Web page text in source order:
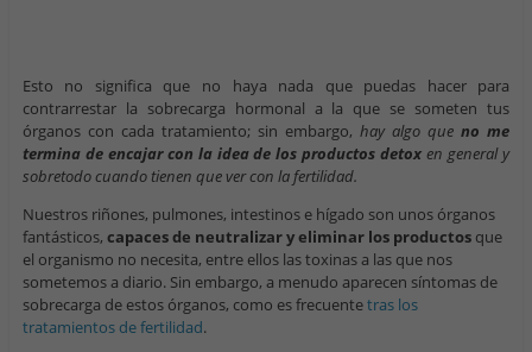
Esto no significa que no haya nada que puedas hacer para
contrarrestar la sobrecarga hormonal a la que se someten tus
órganos con cada tratamiento; sin embargo,hay algo queno me
termina de encajar con la idea de los productos detox en general y
sobretodo cuando tienen que ver con la fertilidad.
Nuestros riñones, pulmones, intestinos e hígado son unos órganos
fantásticos, capaces de neutralizar y eliminar los productosque
el organismo no necesita, entre ellos las toxinas a las que nos
sometemos a diario. Sin embargo, a menudo aparecen síntomas de
sobrecarga de estos órganos, como es frecuentetras los
tratamientos de fertilidad.